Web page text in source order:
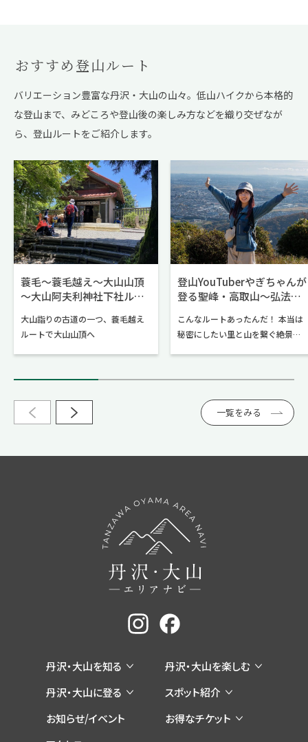
おすすめ登山ルート
バリエーション豊富な丹沢・大山の山々。低山ハイクから本格的
な登山まで、 みどころや登山後の楽しみ方などを織り交ぜなが
ら、登山ルートをご紹介します。
蓑毛～蓑毛越え～大山山頂
～大山阿夫利神社下社ルー
大山詣りの古道の一つ、蓑毛越え
ルートで大山山頂へ
登山YouTuberやぎちゃんが
登る聖峰・高取山～弘法山
こんなルートあったんだ！ 本当は
秘密にしたい里と山を繋ぐ絶景ハ
一覧をみる
丹沢・大山を知る
丹沢・大山に登る
お知らせ/イベント
丹沢・大山を楽しむ
スポット紹介
お得なチケット